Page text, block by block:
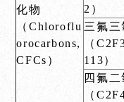
化物
（Chloroflu
orocarbons,
CFCs）
2）
三氟三
（
113）
四氟
（